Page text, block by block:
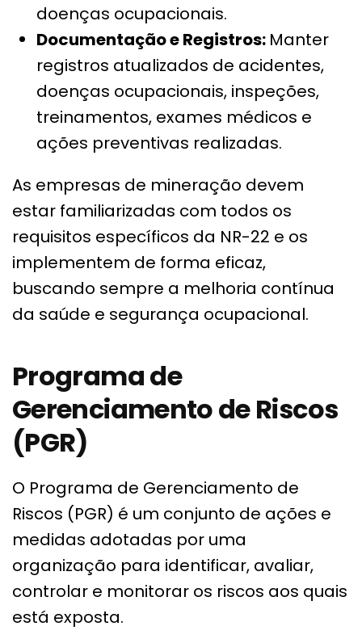
doenças ocupacionais.
Documentação e Registros: Manter
registros atualizados de acidentes,
doenças ocupacionais, inspeções,
treinamentos, exames médicos e
ações preventivas realizadas.
As empresas de mineração devem
estar familiarizadas com todos os
requisitos específicos da NR-22 e os
implementem de forma eficaz,
buscando sempre a melhoria contínua
da saúde e segurança ocupacional.
Programa de
Gerenciamento de Riscos
(PGR)
O Programa de Gerenciamento de
Riscos (PGR) é um conjunto de ações e
medidas adotadas por uma
organização para identificar, avaliar,
controlar e monitorar os riscos aos quais
está exposta.